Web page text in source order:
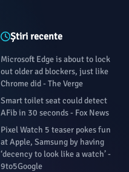
Știri recente
Microsoft Edge is about to lock
out older ad blockers, just like
Chrome did - The Verge
Smart toilet seat could detect
AFib in 30 seconds - Fox News
Pixel Watch 5 teaser pokes fun
at Apple, Samsung by having
‘decency to look like a watch’ -
9to5Google